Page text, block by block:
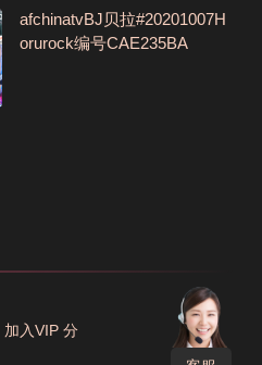
afchinatvBJ贝拉#20201007H
orurock编号CAE235BA
加入VIP 分